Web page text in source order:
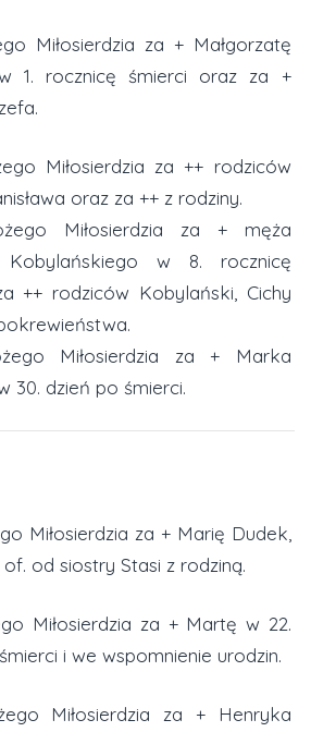
Miłosierdzia za + Małgorzatę
1. rocznicę śmierci oraz za +
Miłosierdzia za ++ rodziców
oraz za ++ z rodziny.
Miłosierdzia za + męża
Kobylańskiego w 8. rocznicę
++ rodziców Kobylański, Cichy
Miłosierdzia za + Marka
30. dzień po śmierci.
Miłosierdzia za + Marię Dudek,
of. od siostry Stasi z rodziną.
Miłosierdzia za + Martę w 22.
i we wspomnienie urodzin.
Miłosierdzia za + Henryka